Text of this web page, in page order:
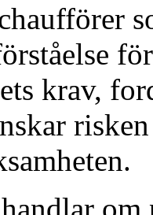
krav,